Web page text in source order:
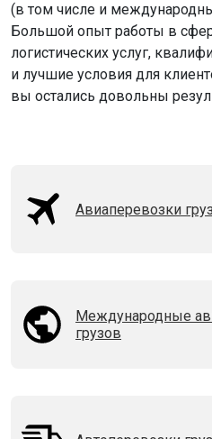
(в том числе и
Большой опыт работы в
логистических услуг,
и лучшие условия для
вы остались довольны
Авиаперевозки
Международные
грузов